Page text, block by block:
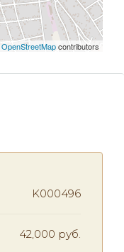
OpenStreetMapcontributors
K000496
42,000 руб.